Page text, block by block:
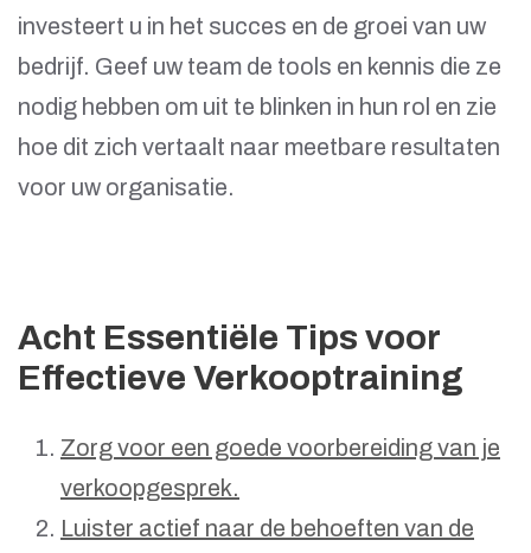
investeert u in het succes en de groei van uw
bedrijf. Geef uw team de tools en kennis die ze
nodig hebben om uit te blinken in hun rol en zie
hoe dit zich vertaalt naar meetbare resultaten
voor uw organisatie.
Acht Essentiële Tips voor
Effectieve Verkooptraining
Zorg voor een goede voorbereiding van je
verkoopgesprek.
Luister actief naar de behoeften van de